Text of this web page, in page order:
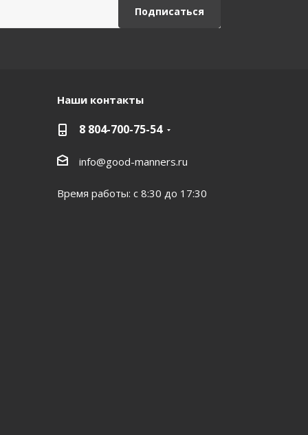
Наши контакты
8 804-700-75-54
info@good-manners.ru
Время работы: с 8:30 до 17:30